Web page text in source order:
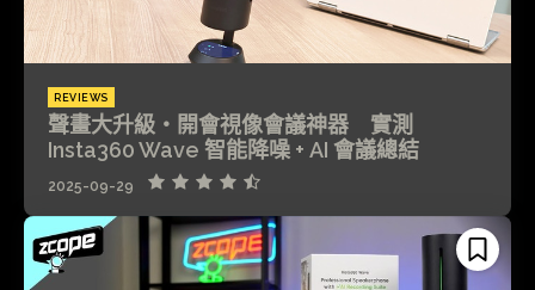
REVIEWS
聲畫大升級・開會視像會議神器 實測
Insta360 Wave 智能降噪 + AI 會議總結
2025-09-29